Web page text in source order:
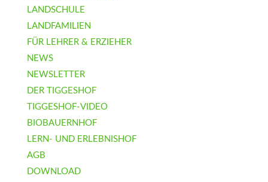
LANDSCHULE
LANDFAMILIEN
FÜR LEHRER & ERZIEHER
NEWS
NEWSLETTER
DER TIGGESHOF
TIGGESHOF-VIDEO
BIOBAUERNHOF
LERN- UND ERLEBNISHOF
AGB
DOWNLOAD